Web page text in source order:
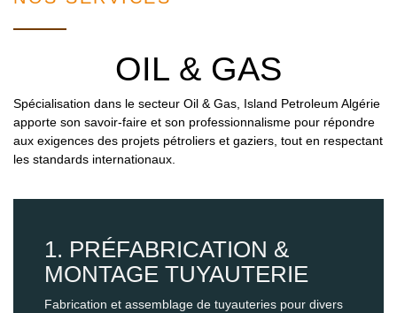
OIL & GAS
Spécialisation dans le secteur Oil & Gas, Island Petroleum Algérie
apporte son savoir-faire et son professionnalisme pour répondre
aux exigences des projets pétroliers et gaziers, tout en respectant
les standards internationaux.
1. PRÉFABRICATION &
MONTAGE TUYAUTERIE
Fabrication et assemblage de tuyauteries pour divers